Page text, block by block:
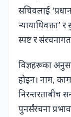
सचिवलाई
न्यायाधिवक्ता’
स्पष्ट र
विज्ञहरूका
होइन। नाम,
निरन्तरताबीच
पुनर्संरचना